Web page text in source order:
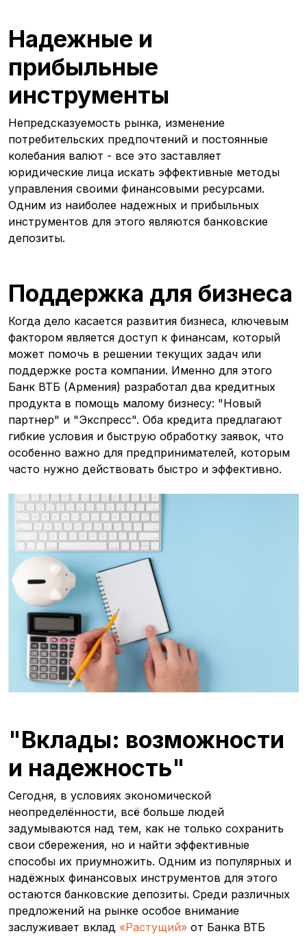
Надежные и
прибыльные
инструменты
Непредсказуемость рынка, изменение
потребительских предпочтений и постоянные
колебания валют - все это заставляет
юридические лица искать эффективные методы
управления своими финансовыми ресурсами.
Одним из наиболее надежных и прибыльных
инструментов для этого являются банковские
депозиты.
Поддержка для бизнеса
Когда дело касается развития бизнеса, ключевым
фактором является доступ к финансам, который
может помочь в решении текущих задач или
поддержке роста компании. Именно для этого
Банк ВТБ (Армения) разработал два кредитных
продукта в помощь малому бизнесу: "Новый
партнер" и "Экспресс". Оба кредита предлагают
гибкие условия и быструю обработку заявок, что
особенно важно для предпринимателей, которым
часто нужно действовать быстро и эффективно.
"Вклады: возможности
и надежность"
Сегодня, в условиях экономической
неопределённости, всё больше людей
задумываются над тем, как не только сохранить
свои сбережения, но и найти эффективные
способы их приумножить. Одним из популярных и
надёжных финансовых инструментов для этого
остаются банковские депозиты. Среди различных
предложений на рынке особое внимание
заслуживает вклад «Растущий» от Банка ВТБ